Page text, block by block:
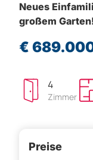
Neues
großem
€
4
Zimmer
Preise